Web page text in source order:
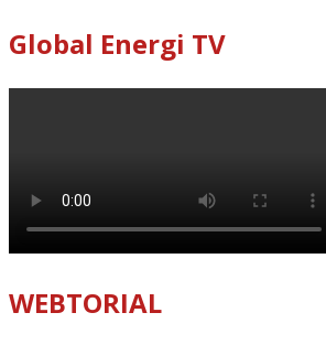
Global Energi TV
WEBTORIAL